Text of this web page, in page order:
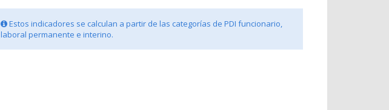
Estos indicadores se calculan a partir de las categorías de PDI funcionario,
laboral permanente e interino.